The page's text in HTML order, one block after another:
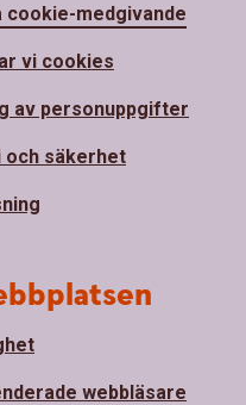
cookie-medgivande
vi cookies
av personuppgifter
och säkerhet
webbläsare